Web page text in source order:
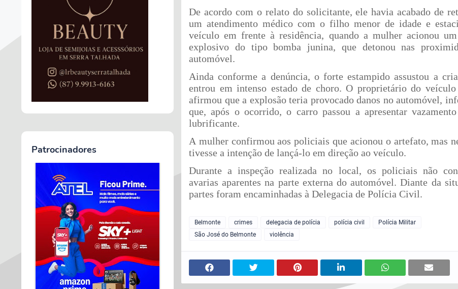
Patrocinadores
De acordo com o relato do solicitante, ele havia acabado de
um atendimento médico com o filho menor de idade e
veículo em frente à residência, quando a mulher acionou
explosivo do tipo bomba junina, que detonou nas
automóvel.
Ainda conforme a denúncia, o forte estampido assustou a
entrou em intenso estado de choro. O proprietário do veículo
afirmou que a explosão teria provocado danos no automóvel,
que, após o ocorrido, o carro passou a apresentar
lubrificante.
A mulher confirmou aos policiais que acionou o artefato, mas
tivesse a intenção de lançá-lo em direção ao veículo.
Durante a inspeção realizada no local, os policiais não
avarias aparentes na parte externa do automóvel. Diante da
partes foram encaminhadas à Delegacia de Polícia Civil.
Belmonte crimes delegacia de polícia polícia civil
Polícia Militar
São José do Belmonte
violência